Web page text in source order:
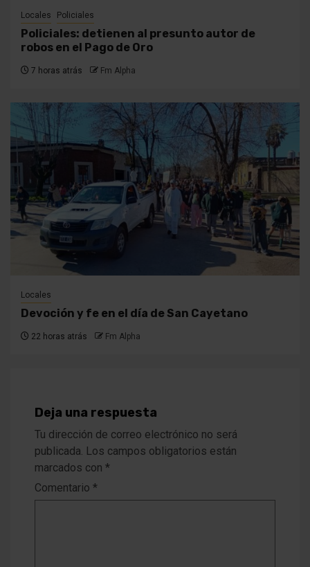
Locales Policiales
Policiales: detienen al presunto autor de
robos en el Pago de Oro
7 horas atrás Fm Alpha
Locales
Devoción y fe en el día de San Cayetano
22 horas atrás Fm Alpha
Deja una respuesta
Tu dirección de correo electrónico no será
publicada. Los campos obligatorios están
marcados con *
Comentario *